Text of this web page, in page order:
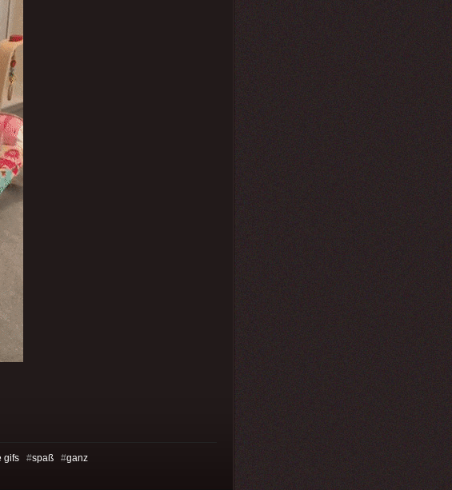
gifs #spaß #ganz